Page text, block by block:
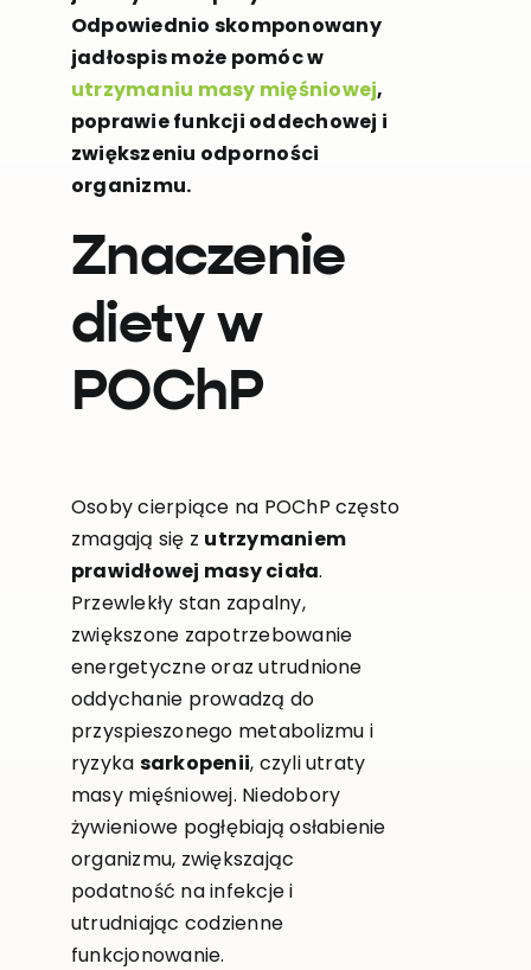
Odpowiednio skomponowany
jadłospis może pomóc w
utrzymaniu masy mięśniowej,
poprawie funkcji oddechowej i
zwiększeniu odporności
organizmu.
Znaczenie
diety w
POChP
Osoby cierpiące na POChP często
zmagają się z utrzymaniem
prawidłowej masy ciała.
Przewlekły stan zapalny,
zwiększone zapotrzebowanie
energetyczne oraz utrudnione
oddychanie prowadzą do
przyspieszonego metabolizmu i
ryzyka sarkopenii, czyli utraty
masy mięśniowej. Niedobory
żywieniowe pogłębiają osłabienie
organizmu, zwiększając
podatność na infekcje i
utrudniając codzienne
funkcjonowanie.